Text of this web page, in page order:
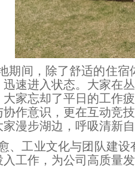
期间，除了舒适的住
速进入状态。大家在
家忘却了平日的工作
作意识，更在互动竞
漫步湖边，呼吸清新
、工业文化与团队建
工作，为公司高质量发